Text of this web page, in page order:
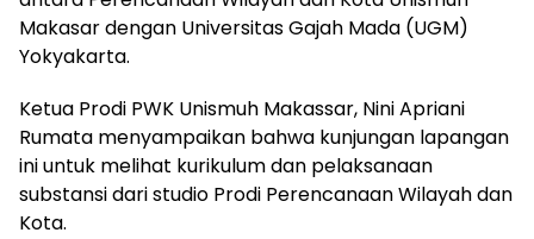
Makasar dengan Universitas Gajah Mada (UGM)
Yokyakarta.
Ketua Prodi PWK Unismuh Makassar, Nini Apriani
Rumata menyampaikan bahwa kunjungan lapangan
ini untuk melihat kurikulum dan pelaksanaan
substansi dari studio Prodi Perencanaan Wilayah dan
Kota.